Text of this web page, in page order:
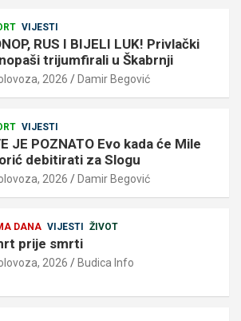
VIJESTI
RUS I BIJELI LUK! Privlački
trijumfirali u Škabrnji
2026 Damir Begović
VIJESTI
JE POZNATO Evo kada će Mile
debitirati za Slogu
2026 Damir Begović
DANA VIJESTI ŽIVOT
prije smrti
2026 Budica Info